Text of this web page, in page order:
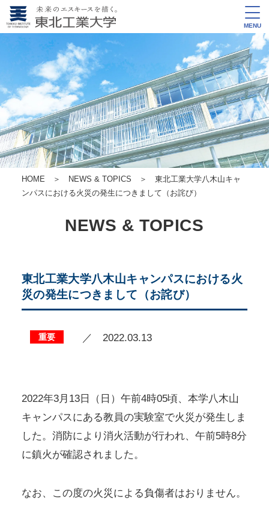
MENU
HOME ＞ NEWS & TOPICS ＞ 東北工業大学八木山キャ
ンパスにおける火災の発生につきまして（お詫び）
NEWS & TOPICS
東北工業大学八木山キャンパスにおける火
災の発生につきまして（お詫び）
重要 ／ 2022.03.13
2022年3月13日（日）午前4時05頃、本学八木山
キャンパスにある教員の実験室で火災が発生しま
した。消防により消火活動が行われ、午前5時8分
に鎮火が確認されました。
なお、この度の火災による負傷者はおりません。